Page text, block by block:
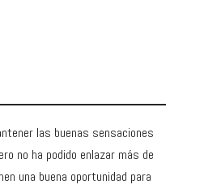
las buenas sensaciones
no ha podido enlazar más de
una buena oportunidad para